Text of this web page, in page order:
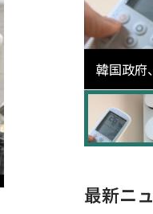
韓国政府
高更新
検
最新ニ